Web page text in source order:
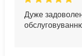
Дуже